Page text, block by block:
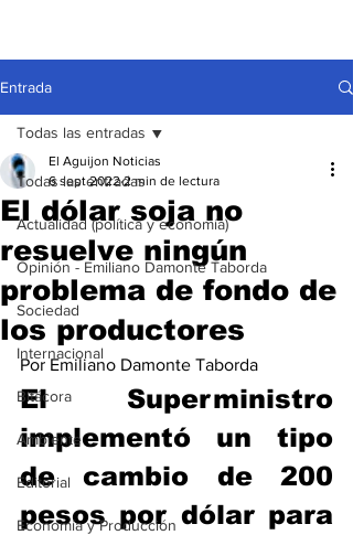
Entrada
Todas las entradas
Actualidad (política y economía)
Opinión - Emiliano Damonte Taborda
Sociedad
Internacional
Bitácora
Ambiente
Editorial
Economía y Producción
Todas las entradas
El dólar soja no
resuelve ningún
problema de fondo de
los productores
El Aguijon Noticias
6 sept 2022 2 min de lectura
Por Emiliano Damonte Taborda
El Superministro
implementó un tipo
de cambio de 200
pesos por dólar para